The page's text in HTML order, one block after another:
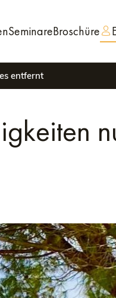
SeminareBroschüre
entfernt